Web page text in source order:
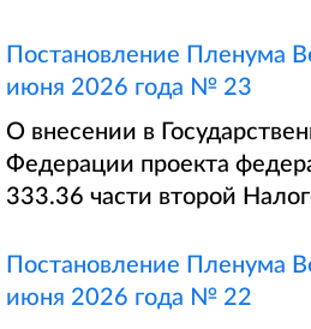
Постановление Пленума
июня 2026 года № 23
О внесении в
Федерации проекта
333.36 части второй
Постановление Пленума
июня 2026 года № 22